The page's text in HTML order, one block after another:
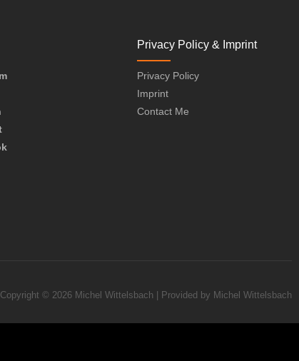
Privacy Policy & Imprint
Privacy Policy
Imprint
Contact Me
Copyright © 2026 Michel Wittelsbach | Provided by Michel Wittelsbach